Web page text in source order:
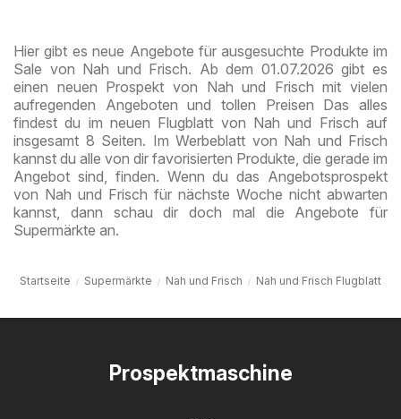
Hier gibt es neue Angebote für ausgesuchte Produkte im
Sale von Nah und Frisch. Ab dem 01.07.2026 gibt es
einen neuen Prospekt von Nah und Frisch mit vielen
aufregenden Angeboten und tollen Preisen Das alles
findest du im neuen Flugblatt von Nah und Frisch auf
insgesamt 8 Seiten. Im Werbeblatt von Nah und Frisch
kannst du alle von dir favorisierten Produkte, die gerade im
Angebot sind, finden. Wenn du das Angebotsprospekt
von Nah und Frisch für nächste Woche nicht abwarten
kannst, dann schau dir doch mal die Angebote für
Supermärkte an.
Startseite Supermärkte Nah und Frisch Nah und Frisch Flugblatt
Prospektmaschine